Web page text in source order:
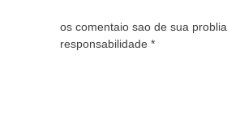
os comentaio sao de sua problia
responsabilidade *